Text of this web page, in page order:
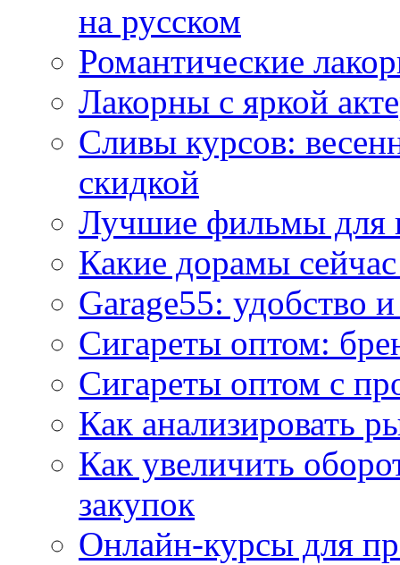
на русском
Романтические
Лакорны с яркой
Сливы курсов:
скидкой
Лучшие фильмы для
Какие дорамы
Garage55: удобство
Сигареты оптом:
Сигареты оптом с
Как анализировать
Как увеличить
закупок
Онлайн-курсы для